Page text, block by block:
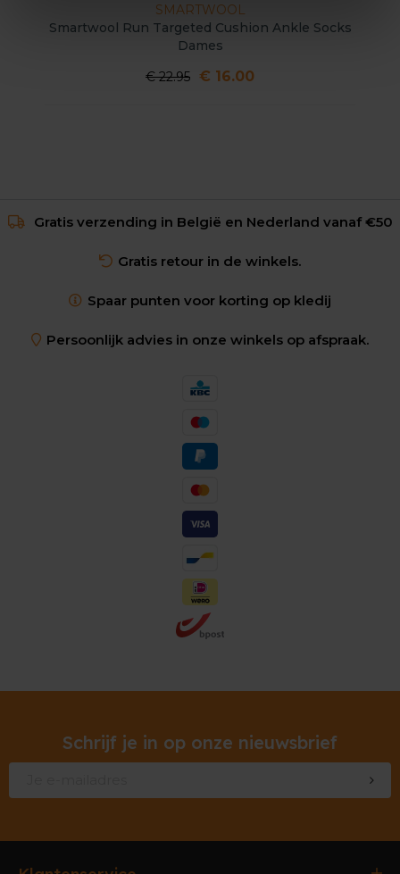
SMARTWOOL
Smartwool Run Targeted Cushion Ankle Socks
Dames
€ 22.95 € 16.00
Gratis verzending in België en Nederland vanaf €50
Gratis retour in de winkels.
Spaar punten voor korting op kledij
Persoonlijk advies in onze winkels op afspraak.
Schrijf je in op onze nieuwsbrief